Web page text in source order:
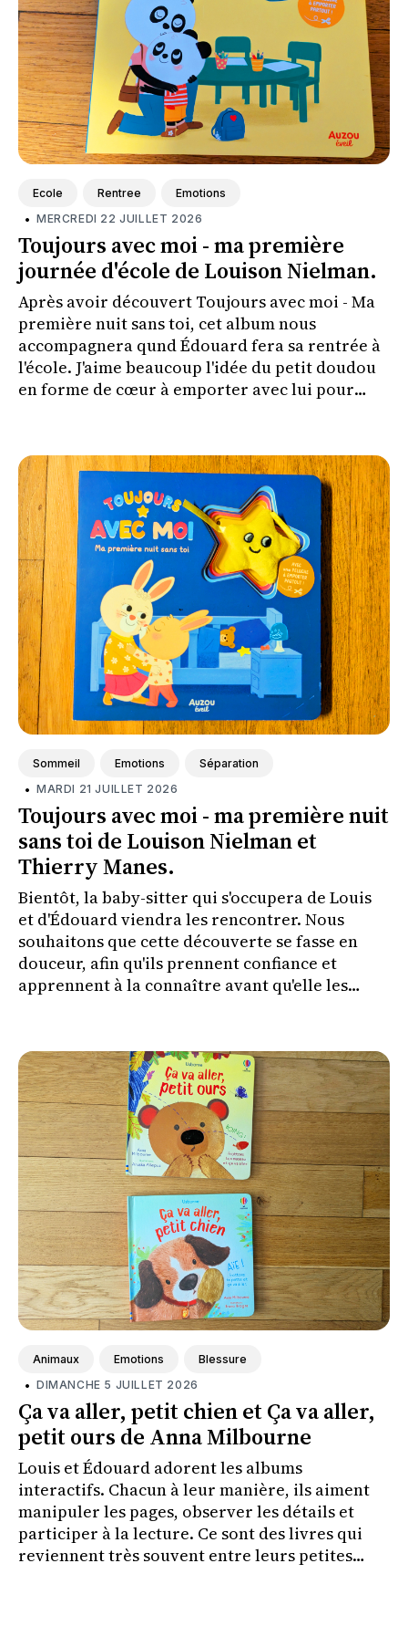
Ecole Rentree Emotions
• MERCREDI 22 JUILLET 2026
Toujours avec moi - ma première
journée d'école de Louison Nielman.
Après avoir découvert Toujours avec moi - Ma
première nuit sans toi, cet album nous
accompagnera qund Édouard fera sa rentrée à
l'école. J'aime beaucoup l'idée du petit doudou
en forme de cœur à emporter avec lui pour
Sommeil Emotions Séparation
• MARDI 21 JUILLET 2026
Toujours avec moi - ma première nuit
sans toi de Louison Nielman et
Thierry Manes.
Bientôt, la baby-sitter qui s'occupera de Louis
et d'Édouard viendra les rencontrer. Nous
souhaitons que cette découverte se fasse en
douceur, afin qu'ils prennent confiance et
apprennent à la connaître avant qu'elle les
Animaux Emotions Blessure
• DIMANCHE 5 JUILLET 2026
Ça va aller, petit chien et Ça va aller,
petit ours de Anna Milbourne
Louis et Édouard adorent les albums
interactifs. Chacun à leur manière, ils aiment
manipuler les pages, observer les détails et
participer à la lecture. Ce sont des livres qui
reviennent très souvent entre leurs petites